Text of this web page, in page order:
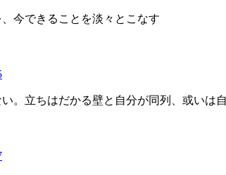
今できることを淡々とこなす
。立ちはだかる壁と自分が同列、或いは